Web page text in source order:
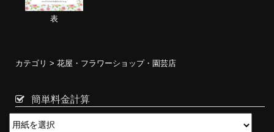
表
カテゴリ > 花屋・フラワーショップ・園芸店
簡単料金計算